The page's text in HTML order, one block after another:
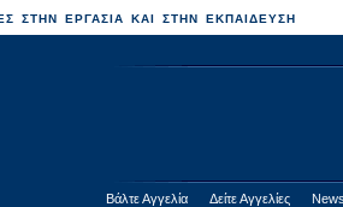
ΣΤΗΝ ΕΡΓΑΣΙΑ ΚΑΙ ΣΤΗΝ ΕΚΠΑΙΔΕΥΣΗ
Βάλτε Αγγελία Δείτε Αγγελίες